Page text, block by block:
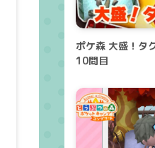
ポケ森 大盛！タ
10問目